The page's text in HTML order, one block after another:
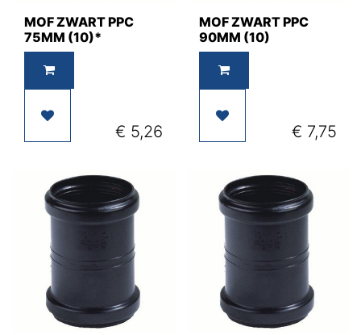
MOF ZWART PPC
75MM (10)*
€ 5,26
MOF ZWART PPC
90MM (10)
€ 7,75